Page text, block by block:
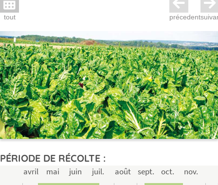
tout précedent
PÉRIODE DE RÉCOLTE :
avril mai juin juil. août sept. oct. nov.